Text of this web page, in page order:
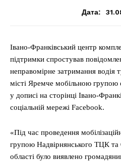
Дата:
Івано-Франківський центр
підтримки спростував
неправомірне затримання водія
місті Яремче мобільною
у дописі на сторінці Івано-
соціальній мережі Facebook.
«Під час проведення
групою Надвірнянського ТЦК та
області було виявлено